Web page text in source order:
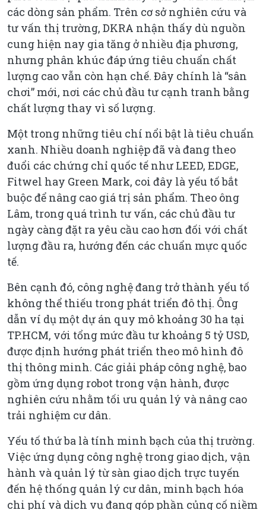
các dòng sản phẩm. Trên cơ sở nghiên cứu và
tư vấn thị trường, DKRA nhận thấy dù nguồn
cung hiện nay gia tăng ở nhiều địa phương,
nhưng phân khúc đáp ứng tiêu chuẩn chất
lượng cao vẫn còn hạn chế. Đây chính là “sân
chơi” mới, nơi các chủ đầu tư cạnh tranh bằng
chất lượng thay vì số lượng.
Một trong những tiêu chí nổi bật là tiêu chuẩn
xanh. Nhiều doanh nghiệp đã và đang theo
đuổi các chứng chỉ quốc tế như LEED, EDGE,
Fitwel hay Green Mark, coi đây là yếu tố bắt
buộc để nâng cao giá trị sản phẩm. Theo ông
Lâm, trong quá trình tư vấn, các chủ đầu tư
ngày càng đặt ra yêu cầu cao hơn đối với chất
lượng đầu ra, hướng đến các chuẩn mực quốc
tế.
Bên cạnh đó, công nghệ đang trở thành yếu tố
không thể thiếu trong phát triển đô thị. Ông
dẫn ví dụ một dự án quy mô khoảng 30 ha tại
TP.HCM, với tổng mức đầu tư khoảng 5 tỷ USD,
được định hướng phát triển theo mô hình đô
thị thông minh. Các giải pháp công nghệ, bao
gồm ứng dụng robot trong vận hành, được
nghiên cứu nhằm tối ưu quản lý và nâng cao
trải nghiệm cư dân.
Yếu tố thứ ba là tính minh bạch của thị trường.
Việc ứng dụng công nghệ trong giao dịch, vận
hành và quản lý từ sàn giao dịch trực tuyến
đến hệ thống quản lý cư dân, minh bạch hóa
chi phí và dịch vụ đang góp phần củng cố niềm